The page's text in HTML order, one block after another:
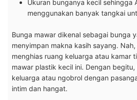
Ukuran bunganya kecil sehingga
menggunakan banyak tangkai
Bunga mawar dikenal sebagai bunga
menyimpan makna kasih sayang.
menghias ruang keluarga atau kamar
mawar plastik kecil ini. Dengan
keluarga atau ngobrol dengan
intim dan hangat.